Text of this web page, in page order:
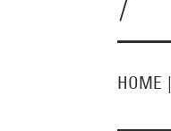
HOME |